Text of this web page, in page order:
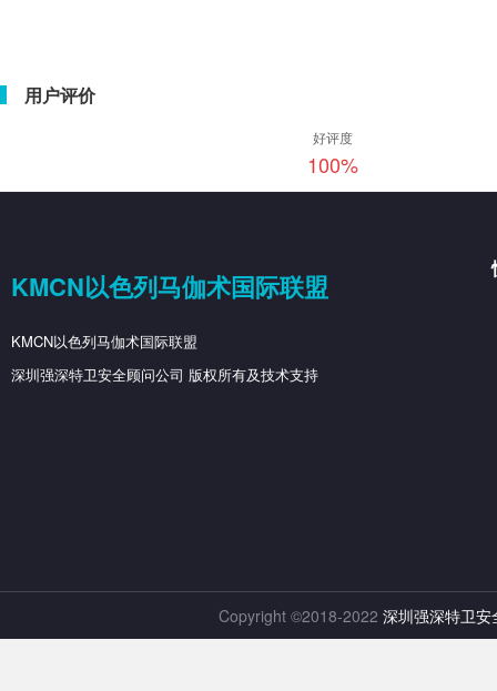
用户评价
好评度
100%
KMCN以色列马伽术国际联盟
KMCN以色列马伽术国际联盟
深圳强深特卫安全顾问公司 版权所有及技术支持
Copyright ©2018-2022 深圳强深特卫